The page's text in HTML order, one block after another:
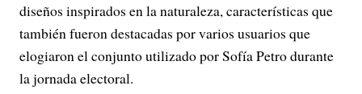
diseños inspirados en la naturaleza, características que
también fueron destacadas por varios usuarios que
elogiaron el conjunto utilizado por Sofía Petro durante
la jornada electoral.